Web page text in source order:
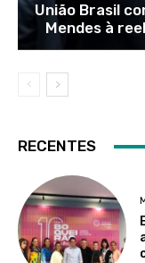
União Brasil
Mendes à
RECENTES